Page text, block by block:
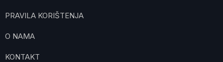
PRAVILA KORIŠTENJA
O NAMA
KONTAKT